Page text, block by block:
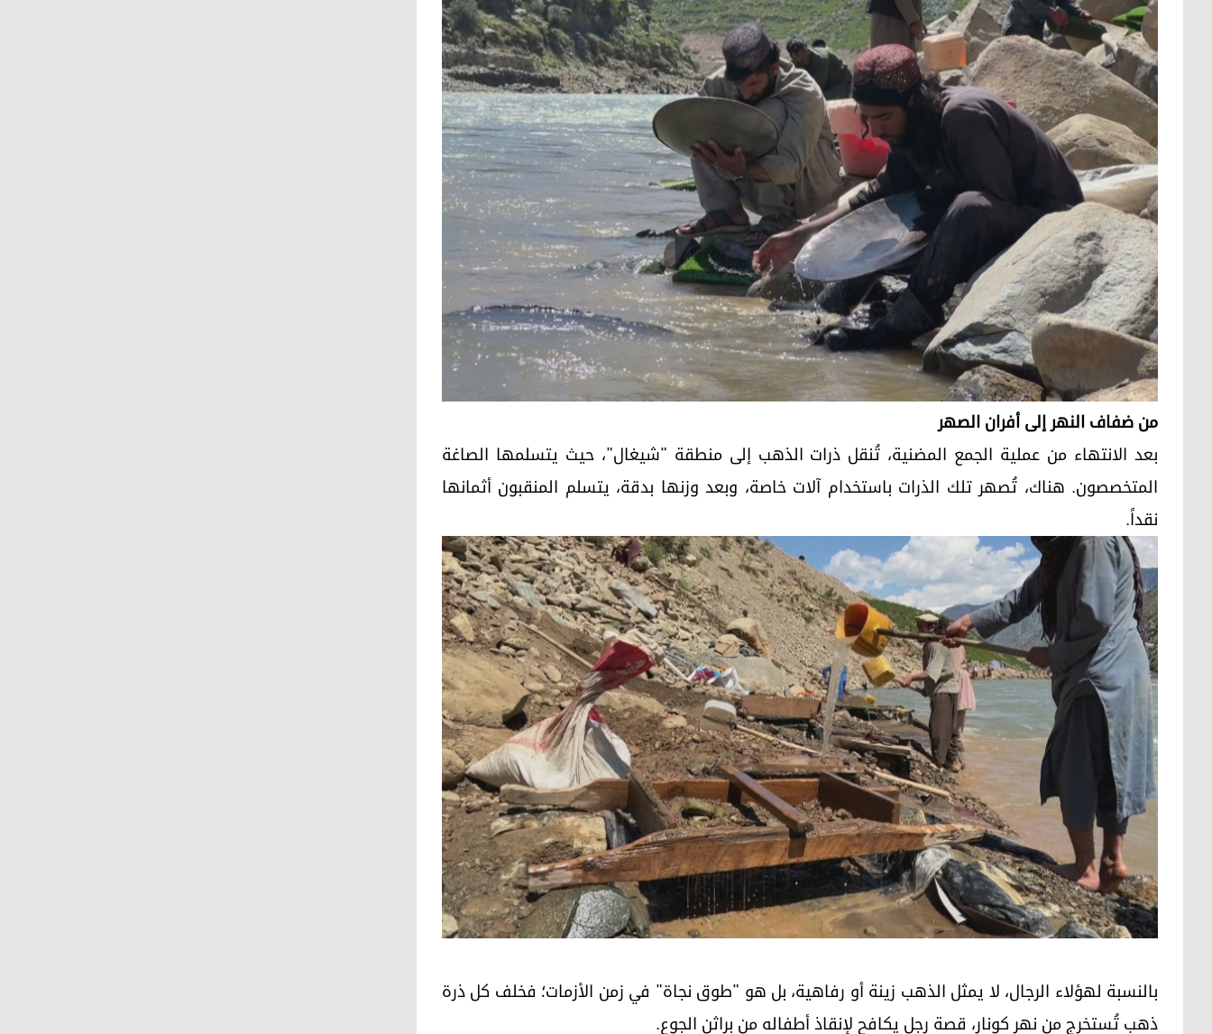
من ضفاف النهر إلى أفران الصهر
بعد الانتهاء من عملية الجمع المضنية، تُنقل ذرات الذهب إلى منطقة "شيغال"، حيث يتسلمها الصاغة
المتخصصون. هناك، تُصهر تلك الذرات باستخدام آلات خاصة، وبعد وزنها بدقة، يتسلم المنقبون أثمانها
نقداً.
بالنسبة لهؤلاء الرجال، لا يمثل الذهب زينة أو رفاهية، بل هو "طوق نجاة" في زمن الأزمات؛ فخلف كل ذرة
ذهب تُستخرج من نهر كونار، قصة رجل يكافح لإنقاذ أطفاله من براثن الجوع.